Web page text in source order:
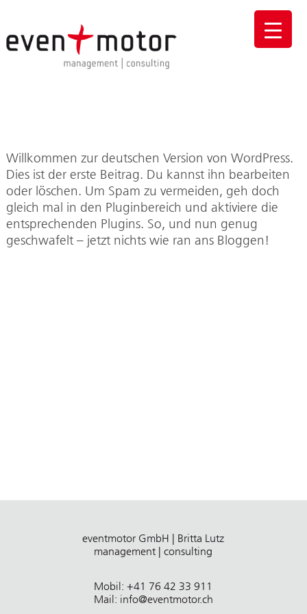
Willkommen zur deutschen Version von WordPress.
Dies ist der erste Beitrag. Du kannst ihn bearbeiten
oder löschen. Um Spam zu vermeiden, geh doch
gleich mal in den Pluginbereich und aktiviere die
entsprechenden Plugins. So, und nun genug
geschwafelt – jetzt nichts wie ran ans Bloggen!
eventmotor GmbH | Britta Lutz
management | consulting
Mobil: +41 76 42 33 911
Mail: info@eventmotor.ch